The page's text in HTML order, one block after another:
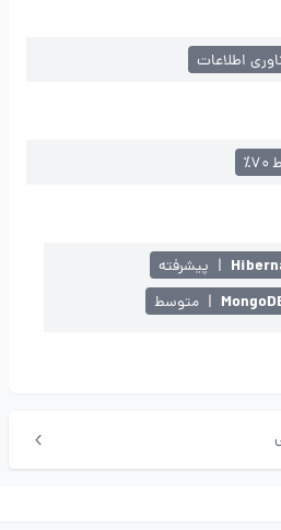
اطلاعات
| پیشرفته
| متوسط